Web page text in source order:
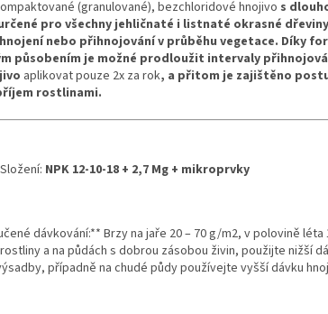
(granulované), bezchloridové hnojivo s
pro všechny jehličnaté i listnaté okrasné
nebo přihnojování v průběhu vegetace. Díky
působením je možné prodloužit intervaly
aplikovat pouze 2x za rok, a přitom je zajištěno
rostlinami.
Složení: NPK 12-10-18 + 2,7 Mg + mikroprvky
dávkování:** Brzy na jaře 20 – 70 g/m2, v polovině léta
a na půdách s dobrou zásobou živin, použijte nižší
případně na chudé půdy používejte vyšší dávku